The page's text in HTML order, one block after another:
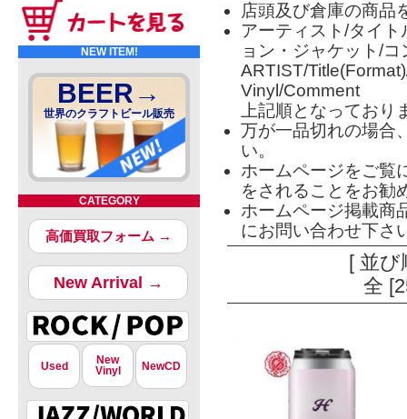
NEW ITEM!
BEER→
世界のクラフトビール販売
CATEGORY
高価買取フォーム →
New Arrival →
Used
New
Vinyl
NewCD
店頭及び倉庫の商品
アーティスト/タイ
ョン・ジャケット/
ARTIST/
Vinyl/Comment
上記順となっており
万が一品切れの場合
い。
ホームページをご覧
をされることをお勧
ホームページ掲載商
にお問い合わせ下さ
[ 並
全